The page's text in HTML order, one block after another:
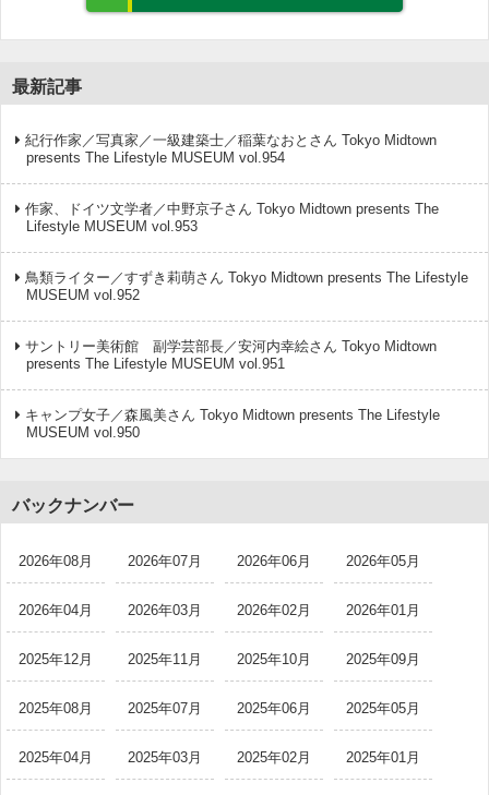
最新記事
紀行作家／写真家／一級建築士／稲葉なおとさん Tokyo Midtown
presents The Lifestyle MUSEUM vol.954
作家、ドイツ文学者／中野京子さん Tokyo Midtown presents The
Lifestyle MUSEUM vol.953
鳥類ライター／すずき莉萌さん Tokyo Midtown presents The Lifestyle
MUSEUM vol.952
サントリー美術館 副学芸部長／安河内幸絵さん Tokyo Midtown
presents The Lifestyle MUSEUM vol.951
キャンプ女子／森風美さん Tokyo Midtown presents The Lifestyle
MUSEUM vol.950
バックナンバー
2026年08月 2026年07月 2026年06月 2026年05月
2026年04月 2026年03月 2026年02月 2026年01月
2025年12月 2025年11月 2025年10月 2025年09月
2025年08月 2025年07月 2025年06月 2025年05月
2025年04月 2025年03月 2025年02月 2025年01月